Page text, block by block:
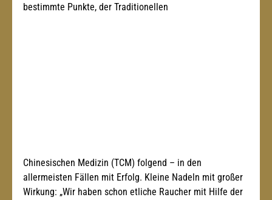
bestimmte Punkte, der Traditionellen
Chinesischen Medizin (TCM) folgend – in den
allermeisten Fällen mit Erfolg. Kleine Nadeln mit großer
Wirkung: „Wir haben schon etliche Raucher mit Hilfe der